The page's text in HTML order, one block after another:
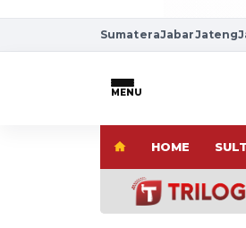
SumateraJabarJateng
MENU
HOME